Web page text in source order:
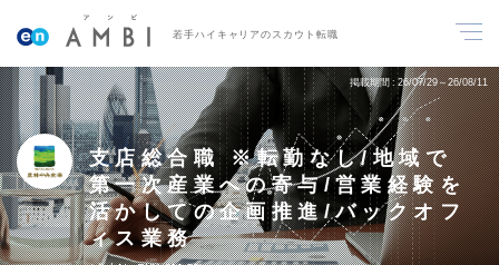
若手ハイキャリアのスカウト転職
掲載期間 26/07/29～26/08/11
支店総合職 ※転勤なし/地域で
第一次産業への寄与/営業経験を
活かしての企画推進/バックオフ
ィス業務